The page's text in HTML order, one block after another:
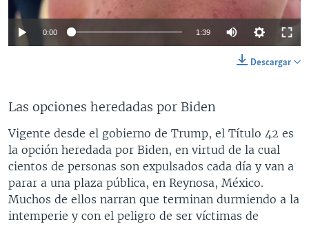
0:00 1:39
Descargar
Las opciones heredadas por Biden
Vigente desde el gobierno de Trump, el Título 42 es
la opción heredada por Biden, en virtud de la cual
cientos de personas son expulsados cada día y van a
parar a una plaza pública, en Reynosa, México.
Muchos de ellos narran que terminan durmiendo a la
intemperie y con el peligro de ser víctimas de